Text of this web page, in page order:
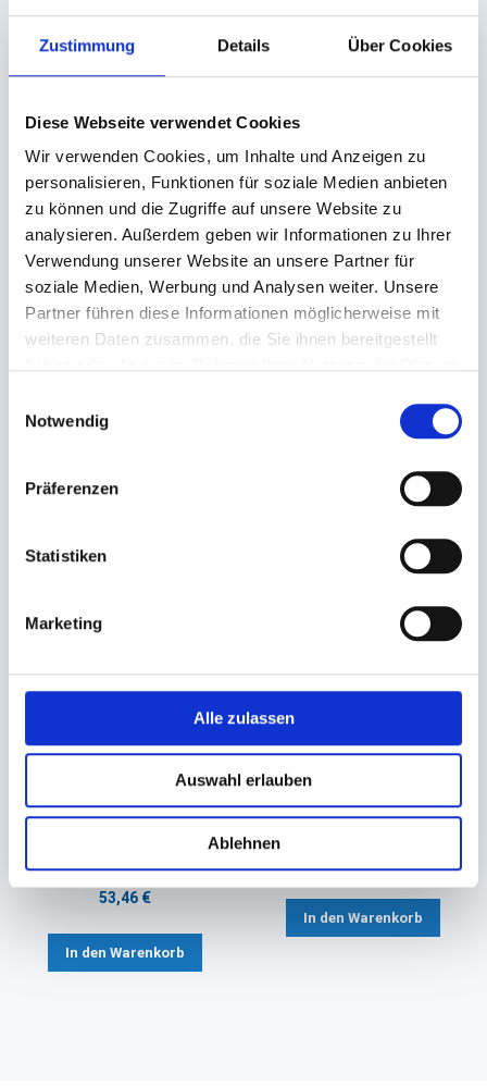
Zustimmung Details Über Cookies
Diese Webseite verwendet Cookies
Wir verwenden Cookies, um Inhalte und Anzeigen zu
personalisieren, Funktionen für soziale Medien anbieten
zu können und die Zugriffe auf unsere Website zu
analysieren. Außerdem geben wir Informationen zu Ihrer
Verwendung unserer Website an unsere Partner für
soziale Medien, Werbung und Analysen weiter. Unsere
Partner führen diese Informationen möglicherweise mit
weiteren Daten zusammen, die Sie ihnen bereitgestellt
Notwendig
Präferenzen
Statistiken
Marketing
Alle zulassen
Auswahl erlauben
Ablehnen
Angaben zur Informationspflichten der GPSR
Produktsicherheitsverordnung:
packpack.de GmbH, Am
Bullhamm 24-26, D-26441 Jever, info@packpack.de
Sie könnten auch an folgenden Artikeln
Zuckerrohr 2-fach
200x120x35mm A20 (A14+1)
(ca. 390+135ml)
53,46 €
In den Warenkorb
In den Warenkorb